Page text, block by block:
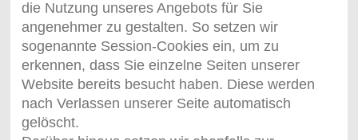
die Nutzung unseres Angebots für Sie
angenehmer zu gestalten. So setzen wir
sogenannte Session-Cookies ein, um zu
erkennen, dass Sie einzelne Seiten unserer
Website bereits besucht haben. Diese werden
nach Verlassen unserer Seite automatisch
gelöscht.